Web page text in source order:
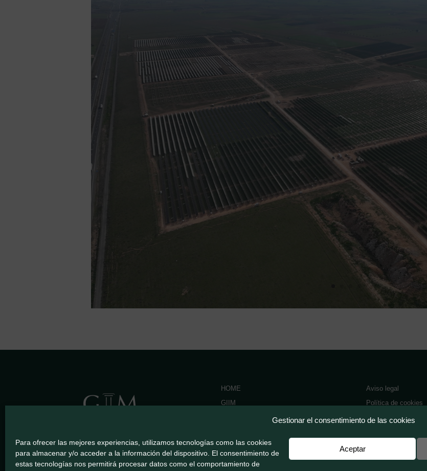
Gestionar el consentimiento de las cookies
Para ofrecer las mejores experiencias, utilizamos tecnologías como las cookies
para almacenar y/o acceder a la información del dispositivo. El consentimiento de
estas tecnologías nos permitirá procesar datos como el comportamiento de
Aceptar
6º izqda
28046 MADRID
HOME
GIIM
CONTACTO
NOTICIAS
Aviso legal
Política de cookies
Política de privacidad